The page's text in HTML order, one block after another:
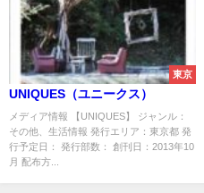
東京
UNIQUES（ユニークス）
メディア情報 【UNIQUES】 ジャンル：
その他、生活情報 発行エリア：東京都 発
行予定日： 発行部数： 創刊日：2013年10
月 配布方...